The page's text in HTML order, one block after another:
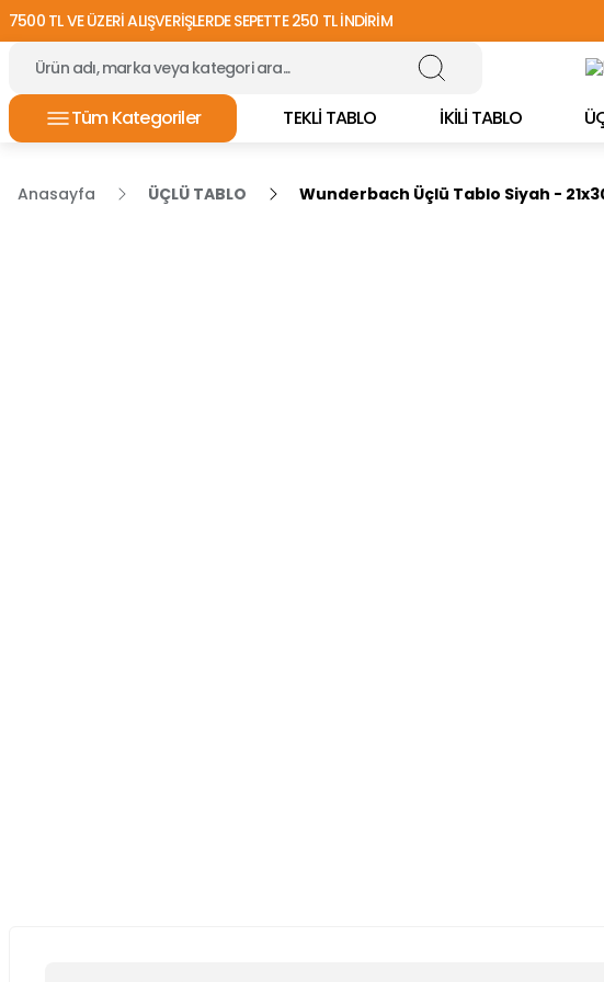
7500 TL VE ÜZERİ ALIŞVERİŞLERDE SEPETTE 250 TL İNDİRİM
Tüm Kategoriler TEKLİ TABLO İKİLİ TABLO
Anasayfa ÜÇLÜ TABLO Wunderbach Üçlü Tablo Siyah -